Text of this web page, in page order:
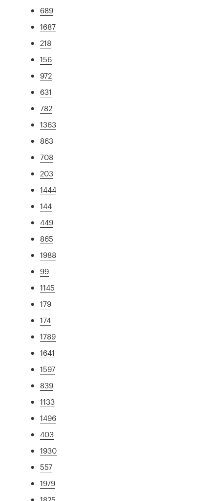
689
1687
218
156
972
631
782
1363
863
708
203
1444
144
449
865
1988
99
1145
179
174
1789
1641
1597
839
1133
1496
403
1930
557
1979